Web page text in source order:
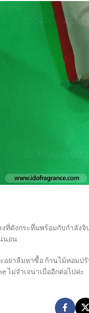
ที่ดังกระหึ่มพร้อมกับกำลังจิ
นอน
อย่าลืมหาซื้อ ก้านไม้หอมป
ไม่จำเจน่าเบื่ออีกต่อไปค่ะ